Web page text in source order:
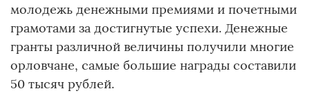
молодежь денежными премиями и почетными
грамотами за достигнутые успехи. Денежные
гранты различной величины получили многие
орловчане, самые большие награды составили
50 тысяч рублей.